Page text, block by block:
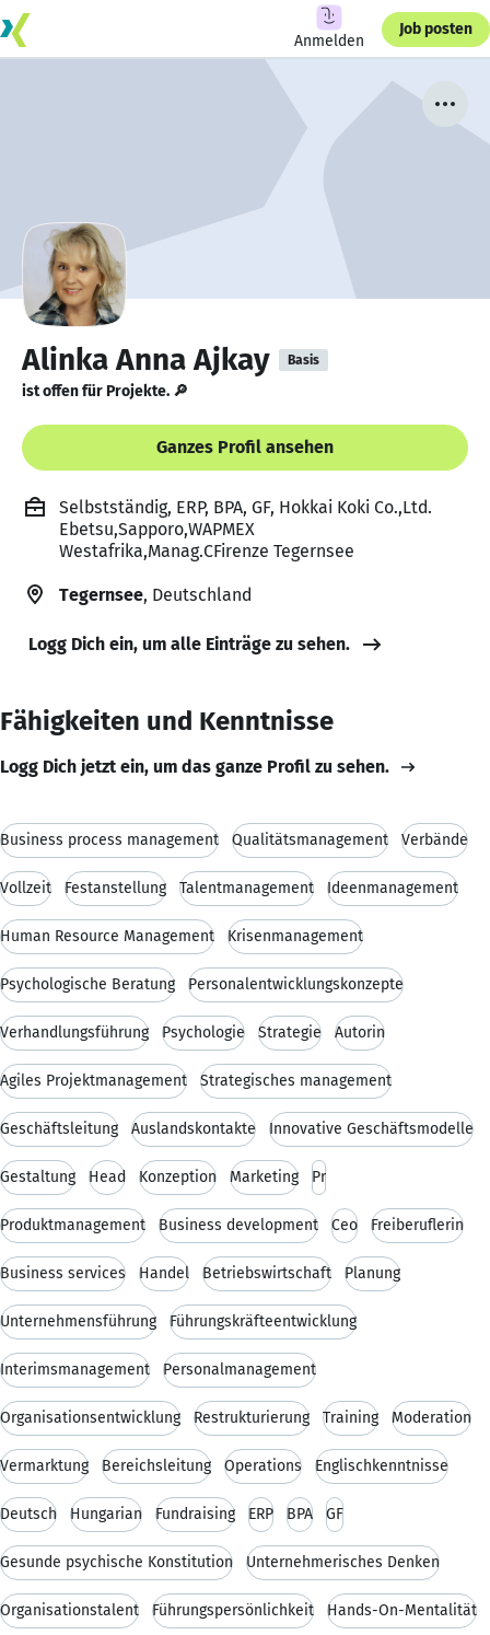
Anmelden
Job posten
Alinka Anna Ajkay Basis
ist offen für Projekte. 🔎
Ganzes Profil ansehen
Selbstständig, ERP, BPA, GF, Hokkai Koki Co.,Ltd.
Ebetsu,Sapporo,WAPMEX
Westafrika,Manag.CFirenze Tegernsee
Tegernsee, Deutschland
Logg Dich ein, um alle Einträge zu sehen.
Fähigkeiten und Kenntnisse
Logg Dich jetzt ein, um das ganze Profil zu sehen.
Business process management Qualitätsmanagement Verbände
Vollzeit Festanstellung Talentmanagement Ideenmanagement
Human Resource Management Krisenmanagement
Psychologische Beratung Personalentwicklungskonzepte
Verhandlungsführung Psychologie Strategie Autorin
Agiles Projektmanagement Strategisches management
Geschäftsleitung Auslandskontakte Innovative Geschäftsmodelle
Gestaltung Head Konzeption Marketing Pr
Produktmanagement Business development Ceo Freiberuflerin
Business services Handel Betriebswirtschaft Planung
Unternehmensführung Führungskräfteentwicklung
Interimsmanagement Personalmanagement
Organisationsentwicklung Restrukturierung Training Moderation
Vermarktung Bereichsleitung Operations Englischkenntnisse
Deutsch Hungarian Fundraising ERP BPA GF
Gesunde psychische Konstitution Unternehmerisches Denken
Organisationstalent Führungspersönlichkeit Hands-On-Mentalität